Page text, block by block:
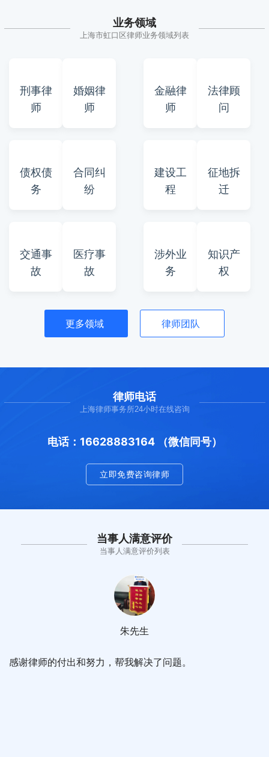
业务领域
上海市虹口区律师业务领域列表
刑事律
师
婚姻律
师
金融律
师
法律顾
问
债权债
务
合同纠
纷
建设工
程
征地拆
迁
交通事
故
医疗事
故
涉外业
务
知识产
权
更多领域 律师团队
律师电话
上海律师事务所24小时在线咨询
电话：16628883164 （微信同号）
立即免费咨询律师
当事人满意评价
当事人满意评价列表
感谢律师的付出和努力，帮我解决了问题。
朱先生